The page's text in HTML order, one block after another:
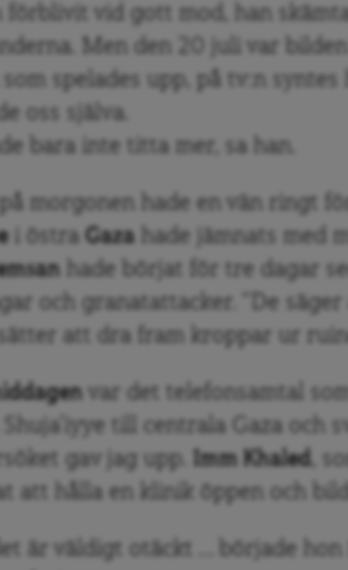
förblivit vid gott mod, han
Men den 20 juli var
som spelades upp, på tv:n
oss själva.
bara inte titta mer, sa han.
på morgonen hade en vän ringt
i östra Gaza hade jämnats med
hade börjat för tre dagar
och granatattacker. “De
att dra fram kroppar ur
var det telefonsamtal
till centrala Gaza och
gav jag upp.
Imm Khaled
,
att hålla en klinik öppen och
är väldigt otäckt … började